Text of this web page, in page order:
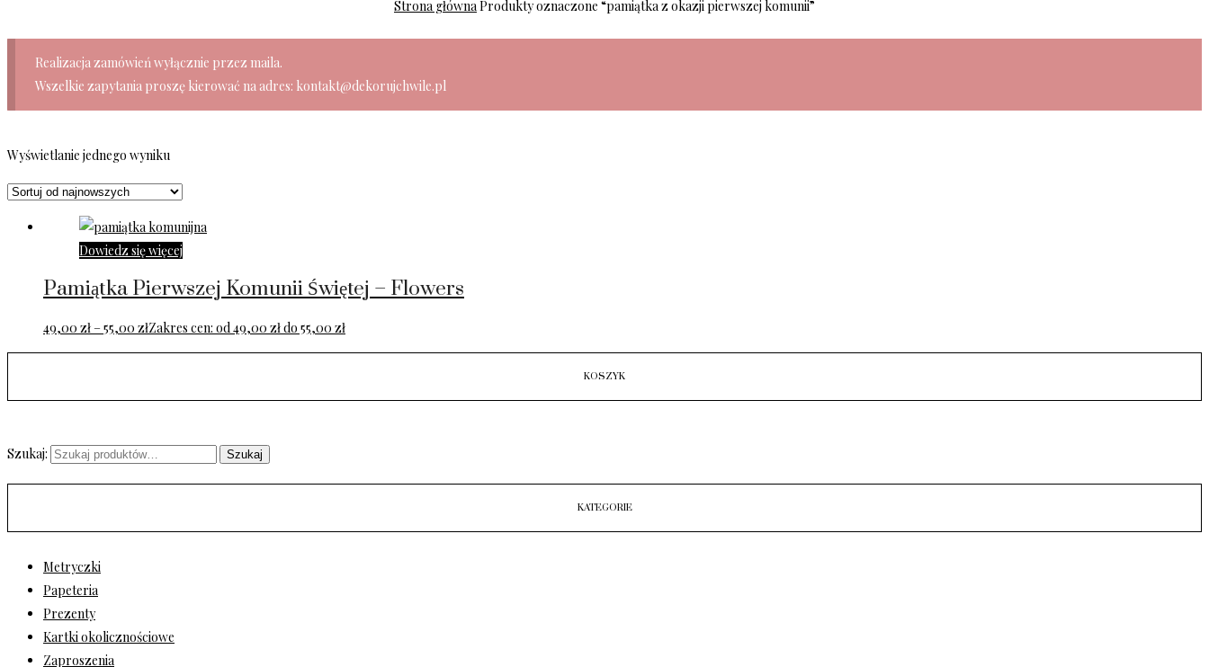
Strona głównaProdukty oznaczone “pamiątka z okazji pierwszej komunii”
Realizacja zamówień wyłącznie przez maila.
Wszelkie zapytania proszę kierować na adres: kontakt@dekorujchwile.pl
Wyświetlanie jednego wyniku
Dowiedz się więcej
Pamiątka Pierwszej Komunii Świętej – Flowers
49,00 zł–55,00 złZakres cen: od 49,00 zł do 55,00 zł
KOSZYK
Szukaj: Szukaj
KATEGORIE
Metryczki
Papeteria
Prezenty
Kartki okolicznościowe
Zaproszenia